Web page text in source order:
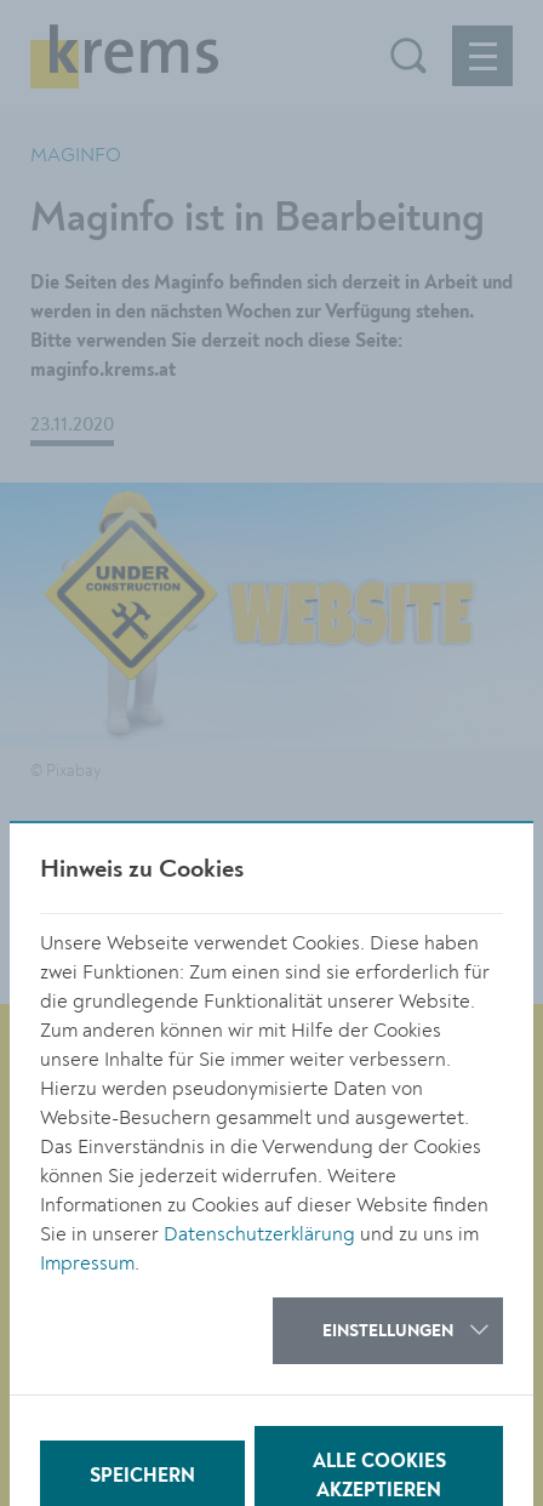
MAGINFO
Maginfo ist in Bearbeitung
Die Seiten des Maginfo befinden sich derzeit in Arbeit und
werden in den nächsten Wochen zur Verfügung stehen.
Bitte verwenden Sie derzeit noch diese Seite:
maginfo.krems.at
23.11.2020
TEILEN
Magistrat der Stadt Krems
Obere Landstraße 4
A-3500 Krems
Fax +43 (0)2732/801-90 269
buergerservice@krems.gv.at
BAUEN/WIRTSCHAFT
BILDUNG
Hinweis zu Cookies
Unsere Webseite verwendet Cookies. Diese haben
zwei Funktionen: Zum einen sind sie erforderlich für
die grundlegende Funktionalität unserer Website.
Zum anderen können wir mit Hilfe der Cookies
unsere Inhalte für Sie immer weiter verbessern.
Hierzu werden pseudonymisierte Daten von
Website-Besuchern gesammelt und ausgewertet.
Das Einverständnis in die Verwendung der Cookies
können Sie jederzeit widerrufen. Weitere
Informationen zu Cookies auf dieser Website finden
Sie in unserer Datenschutzerklärung und zu uns im
Impressum.
EINSTELLUNGEN
SPEICHERN
ALLE COOKIES
AKZEPTIEREN